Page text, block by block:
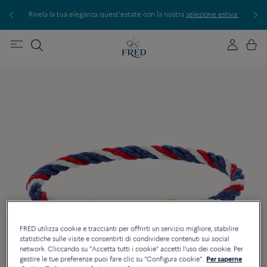
Rivela la tua eleganza quest'estate con la nostraselezione estiva.
FRED utilizza cookie e traccianti per offrirti un servizio migliore, stabilire
statistiche sulle visite e consentirti di condividere contenuti sui social
network. Cliccando su "Accetta tutti i cookie" accetti l'uso dei cookie. Per
gestire le tue preferenze puoi fare clic su "Configura cookie". Per saperne